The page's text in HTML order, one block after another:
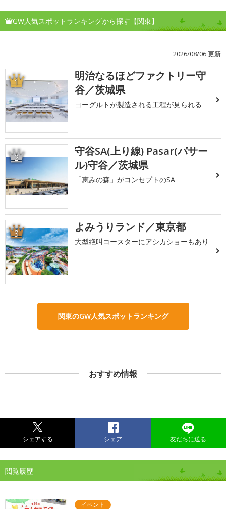
GW人気スポットランキングから探す【関東】
2026/08/06 更新
1
明治なるほどファクトリー守
谷／茨城県
ヨーグルトが製造される工程が見られる
2
守谷SA(上り線) Pasar(パサー
ル)守谷／茨城県
「恵みの森」がコンセプトのSA
3 よみうりランド／東京都
大型絶叫コースターにアシカショーもあり
関東のGW人気スポットランキング
おすすめ情報
シェアする シェア 友だちに送る
閲覧履歴